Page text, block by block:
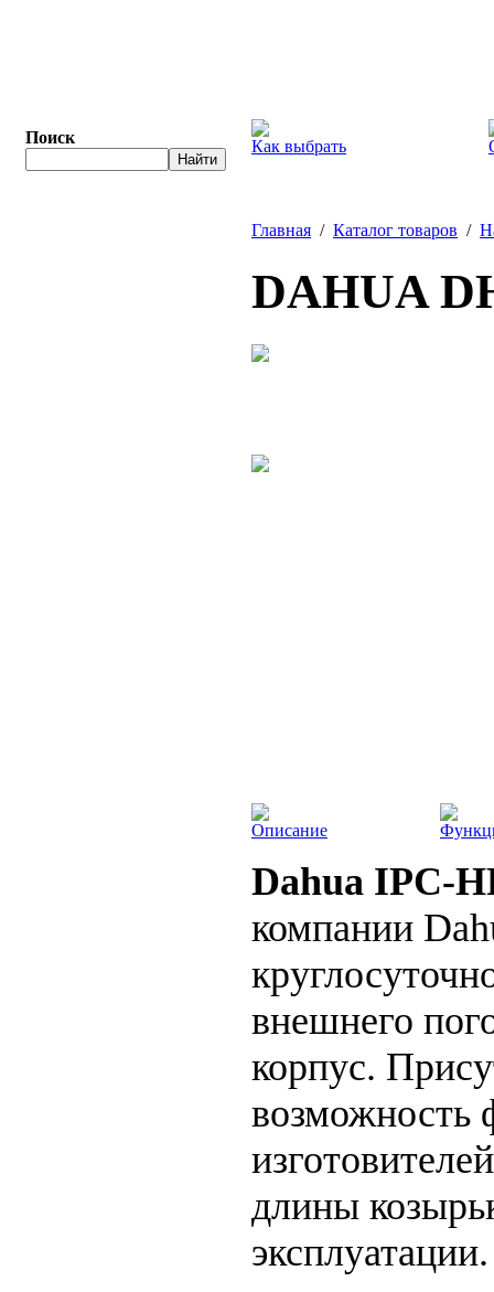
Поиск Как выбрать
Главная / Каталог товаров /
DAHUA
Описание
Dahua IPC-
компании
внешнего
корпус.
возможность
длины
эксплуатации.